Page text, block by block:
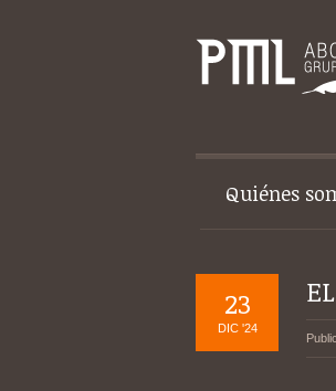
Quiénes
23
DIC '24